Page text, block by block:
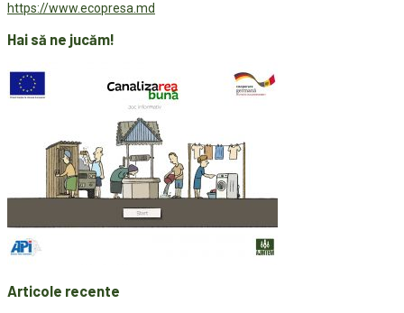
https://www.ecopresa.md
Hai să ne jucăm!
Articole recente